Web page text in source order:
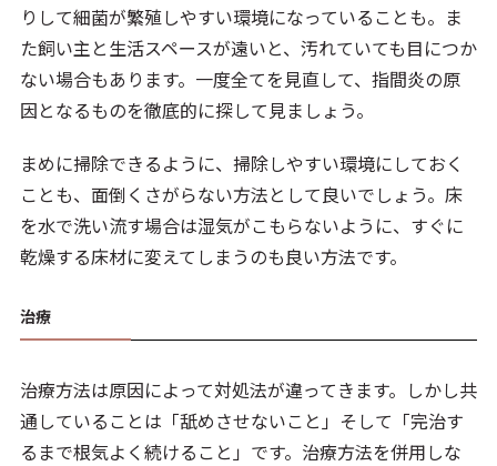
りして細菌が繁殖しやすい環境になっていることも。ま
た飼い主と生活スペースが遠いと、汚れていても目につか
ない場合もあります。一度全てを見直して、指間炎の原
因となるものを徹底的に探して見ましょう。
まめに掃除できるように、掃除しやすい環境にしておく
ことも、面倒くさがらない方法として良いでしょう。床
を水で洗い流す場合は湿気がこもらないように、すぐに
乾燥する床材に変えてしまうのも良い方法です。
治療
治療方法は原因によって対処法が違ってきます。しかし共
通していることは「舐めさせないこと」そして「完治す
るまで根気よく続けること」です。治療方法を併用しな